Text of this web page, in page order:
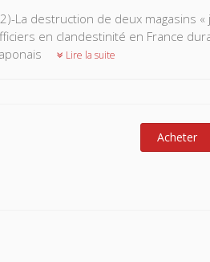
La destruction de deux magasins «
en clandestinité en France
Lire la suite
Acheter